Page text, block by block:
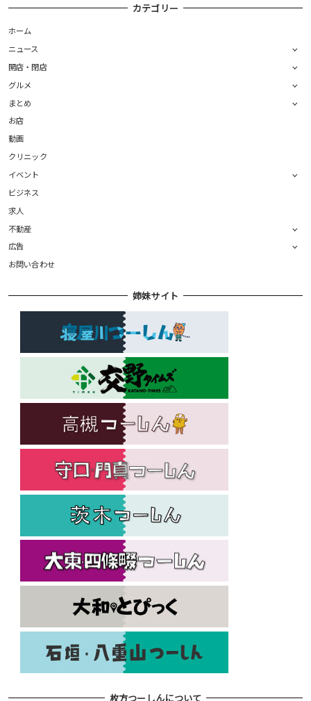
カテゴリー
ホーム
ニュース
開店・閉店
グルメ
まとめ
お店
動画
クリニック
イベント
ビジネス
求人
不動産
広告
お問い合わせ
姉妹サイト
枚方つーしんについて